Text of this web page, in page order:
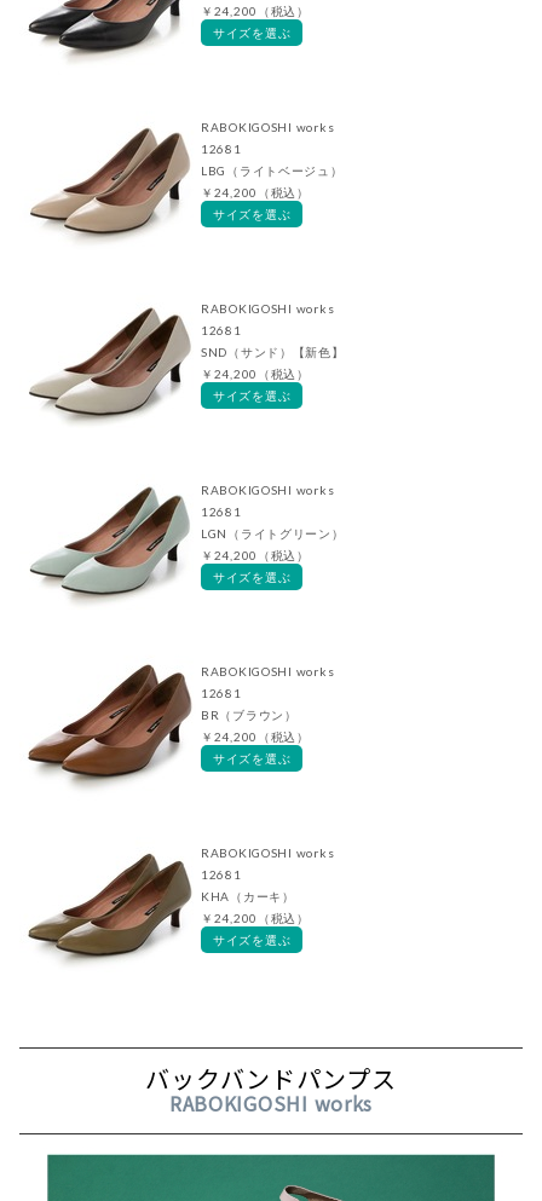
￥24,200（税込）
サイズを選ぶ
RABOKIGOSHI works
12681
LBG（ライトベージュ）
￥24,200（税込）
サイズを選ぶ
RABOKIGOSHI works
12681
SND（サンド）【新色】
￥24,200（税込）
サイズを選ぶ
RABOKIGOSHI works
12681
LGN（ライトグリーン）
￥24,200（税込）
サイズを選ぶ
RABOKIGOSHI works
12681
BR（ブラウン）
￥24,200（税込）
サイズを選ぶ
RABOKIGOSHI works
12681
KHA（カーキ）
￥24,200（税込）
サイズを選ぶ
バックバンドパンプス
RABOKIGOSHI works